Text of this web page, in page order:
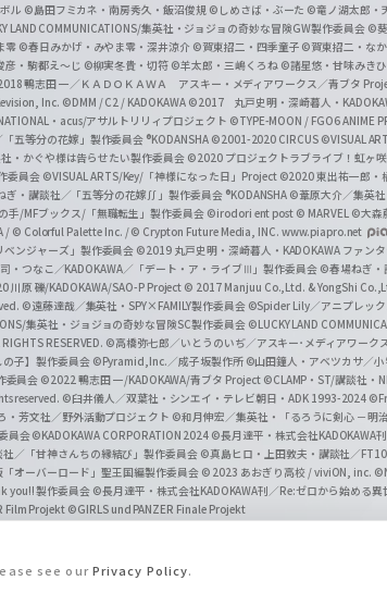
see ourPrivacy Policy.
l
ル ©島田フミカネ・南房秀久・飯沼俊規 ©しめさば・ぶーた ©竜ノ湖太郎・
LAND COMMUNICATIONS/集英社・ジョジョの奇妙な冒険GW製作委員会 ©
©春日みかげ・みやま零・深井涼介 ©賀東招二・四季童子 ©賀東招二・な
彦・駒都え～じ ©柳実冬貴・切符 ©羊太郎・三嶋くろね ©諸星悠・甘味みき
鴨志田 一／ＫＡＤＯＫＡＷＡ アスキー・メディアワークス／青ブタ
Inc. ©DMM / C2 / KADOKAWA ©2017 丸戸史明・深崎暮人・
・acus/アサルトリリィプロジェクト ©TYPE-MOON / FGO6 ANIME
五等分の花嫁」製作委員会 ®KODANSHA ©2001-2020 CIRCUS ©VISUAL
・かぐや様は告らせたい製作委員会 ©2020 プロジェクトラブライブ！虹ヶ
委員会 ©VISUAL ARTS/Key/「神様になった日」Project ©2020 東出祐一郎・
ぎ・講談社／「五等分の花嫁∬」製作委員会 ®KODANSHA ©葦原大介／集英
手/MFブックス/「無職転生」製作委員会 ©irodori ent post © MARVEL ©大森
/ © Colorful Palette Inc. / © Crypton Future Media, INC. www.piapro.net
ンジャーズ」製作委員会 ©2019 丸戸史明・深崎暮人・KADOKAWA ファン
・つなこ／KADOKAWA／「デート・ア・ライブⅢ」製作委員会 ©春場ねぎ・
川原 礫/KADOKAWA/SAO-P Project © 2017 Manjuu Co.,Ltd. & YongShi
©遠藤達哉／集英社・SPY×FAMILY製作委員会 ©Spider Lily／アニプレック
集英社・ジョジョの奇妙な冒険SC製作委員会 ©LUCKY LAND
RESERVED. ©高橋弥七郎／いとうのいぢ／アスキー･メディアワーク
子】製作委員会 ©Pyramid,Inc.／成子坂製作所 ©山田鐘人・アベツカサ／
委員会 ©2022 鴨志田 一/KADOKAWA/青ブタ Project ©CLAMP・ST/講談社・
reserved. ©臼井儀人／双葉社・シンエイ・テレビ朝日・ADK 1993-2024
・芳文社／野外活動プロジェクト ©和月伸宏／集英社・「るろうに剣心 －明
員会©KADOKAWA CORPORATION 2024 ©長月達平・株式会社KADOKAWA
／「甘神さんちの縁結び」製作委員会 ©真島ヒロ・上田敦夫・講談社／
オーバーロード」聖王国編製作委員会 © 2023 あおぎり高校 / viviON, inc.
you!! 製作委員会 ©長月達平・株式会社KADOKAWA刊／Re:ゼロから始める
Film Projekt ©GIRLS und PANZER Finale Projekt